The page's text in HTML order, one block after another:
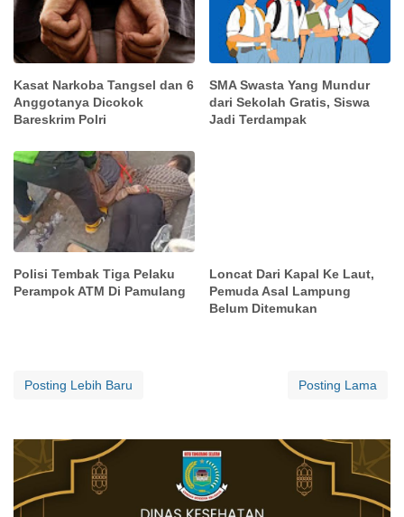
Kasat Narkoba Tangsel dan 6
Anggotanya Dicokok
Bareskrim Polri
SMA Swasta Yang Mundur
dari Sekolah Gratis, Siswa
Jadi Terdampak
Polisi Tembak Tiga Pelaku
Perampok ATM Di Pamulang
Loncat Dari Kapal Ke Laut,
Pemuda Asal Lampung
Belum Ditemukan
Posting Lebih Baru Posting Lama